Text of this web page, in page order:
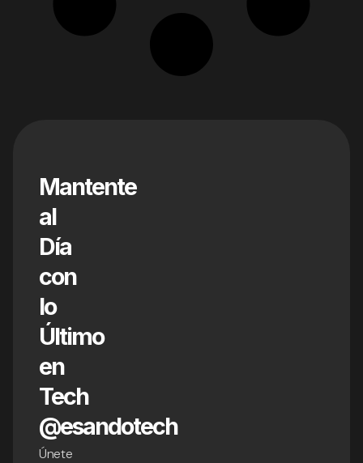
Mantente
al
Día
con
lo
Último
en
Tech
@esandotech
Únete